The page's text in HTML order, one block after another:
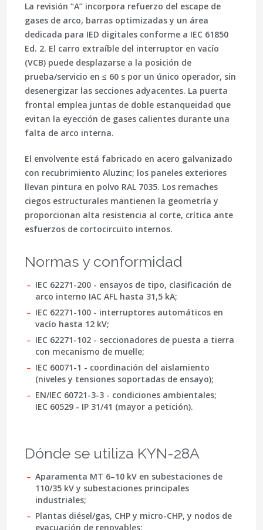
La revisión “A” incorpora refuerzo del escape de
gases de arco, barras optimizadas y un área
dedicada para IED digitales conforme a IEC 61850
Ed. 2. El carro extraíble del interruptor en vacío
(VCB) puede desplazarse a la posición de
prueba/servicio en ≤ 60 s por un único operador, sin
desenergizar las secciones adyacentes. La puerta
frontal emplea juntas de doble estanqueidad que
evitan la eyección de gases calientes durante una
falta de arco interna.
El envolvente está fabricado en acero galvanizado
con recubrimiento Aluzinc; los paneles exteriores
llevan pintura en polvo RAL 7035. Los remaches
ciegos estructurales mantienen la geometría y
proporcionan alta resistencia al corte, crítica ante
esfuerzos de cortocircuito internos.
Normas y conformidad
IEC 62271-200 - ensayos de tipo, clasificación de
arco interno IAC AFL hasta 31,5 kA;
IEC 62271-100 - interruptores automáticos en
vacío hasta 12 kV;
IEC 62271-102 - seccionadores de puesta a tierra
con mecanismo de muelle;
IEC 60071-1 - coordinación del aislamiento
(niveles y tensiones soportadas de ensayo);
EN/IEC 60721-3-3 - condiciones ambientales;
IEC 60529 - IP 31/41 (mayor a petición).
Dónde se utiliza KYN-28A
Aparamenta MT 6–10 kV en subestaciones de
110/35 kV y subestaciones principales
industriales;
Plantas diésel/gas, CHP y micro-CHP, y nodos de
evacuación de renovables;